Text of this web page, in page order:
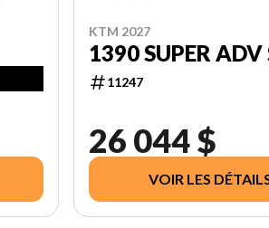
KTM 2027
1390 SUPER ADV
11247
26 044 $
VOIR LES